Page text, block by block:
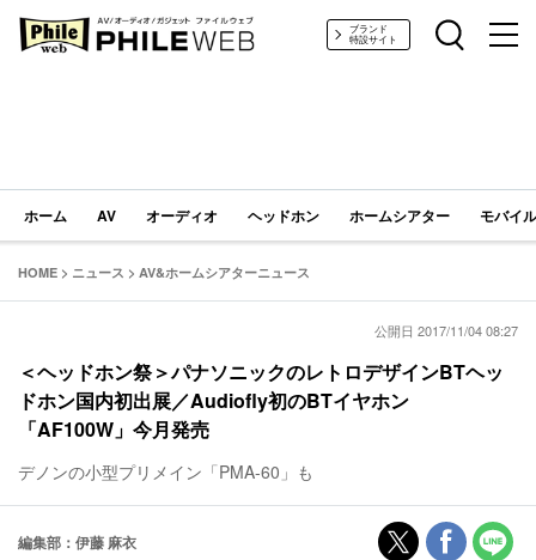
PHILE WEB｜AV/オーディオ/ガジェットブランド
特設サイト
ホーム AV オーディオ ヘッドホン ホームシアター モバイ
HOME > ニュース > AV&ホームシアターニュース
公開日 2017/11/04 08:27
＜ヘッドホン祭＞パナソニックのレトロデザインBTヘッ
ドホン国内初出展／Audiofly初のBTイヤホン
「AF100W」今月発売
デノンの小型プリメイン「PMA-60」も
編集部：伊藤 麻衣